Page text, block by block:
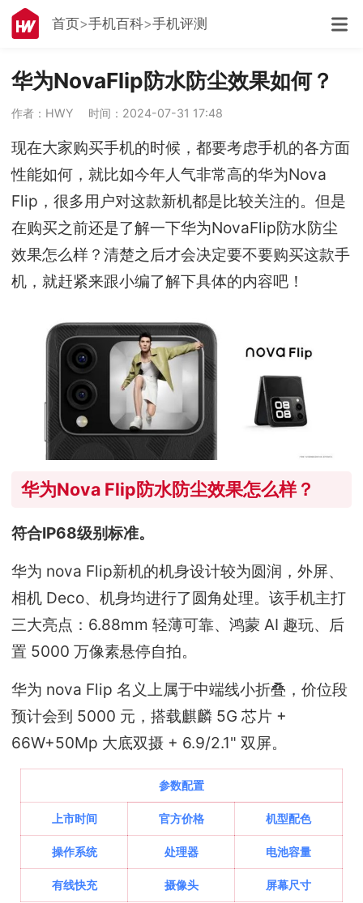
首页 手机百科 手机评测
华为NovaFlip防水防尘效果如何？
作者：HWY 时间：2024-07-31 17:48
现在大家购买手机的时候，都要考虑手机的各方面
性能如何，就比如今年人气非常高的华为Nova
Flip，很多用户对这款新机都是比较关注的。但是
在购买之前还是了解一下华为NovaFlip防水防尘
效果怎么样？清楚之后才会决定要不要购买这款手
机，就赶紧来跟小编了解下具体的内容吧！
华为Nova Flip防水防尘效果怎么样？
符合IP68级别标准。
华为 nova Flip新机的机身设计较为圆润，外屏、
相机 Deco、机身均进行了圆角处理。该手机主打
三大亮点：6.88mm 轻薄可靠、鸿蒙 AI 趣玩、后
置 5000 万像素悬停自拍。
华为 nova Flip 名义上属于中端线小折叠，价位段
预计会到 5000 元，搭载麒麟 5G 芯片 +
66W+50Mp 大底双摄 + 6.9/2.1" 双屏。
参数配置
上市时间 官方价格 机型配色
操作系统 处理器 电池容量
有线快充 摄像头 屏幕尺寸